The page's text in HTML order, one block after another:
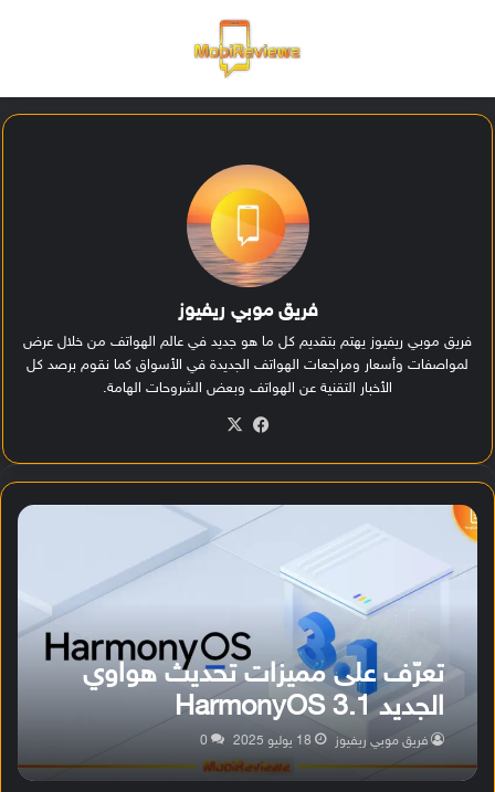
فريق موبي ريفيوز
فريق موبي ريفيوز يهتم بتقديم كل ما هو جديد في عالم الهواتف من خلال عرض
لمواصفات وأسعار ومراجعات الهواتف الجديدة في الأسواق كما نقوم برصد كل
الأخبار التقنية عن الهواتف وبعض الشروحات الهامة.
في
وك
تعرّف على مميزات تحديث هواوي
الجديد HarmonyOS 3.1
فريق موبي ريفيوز 18 يوليو 2025 0